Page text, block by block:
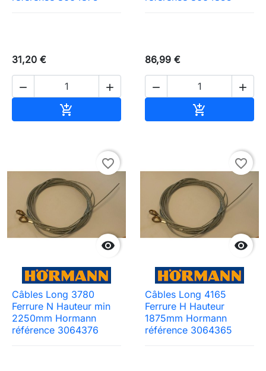
31,20 €
 

86,99 €
 


favorite_border
Câbles Long 3780
Ferrure N Hauteur min
2250mm Hormann
référence 3064376

favorite_border
Câbles Long 4165
Ferrure H Hauteur
1875mm Hormann
référence 3064365